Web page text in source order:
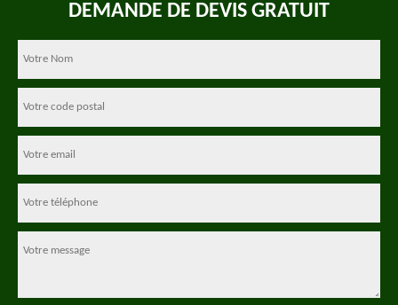
DEMANDE DE DEVIS GRATUIT